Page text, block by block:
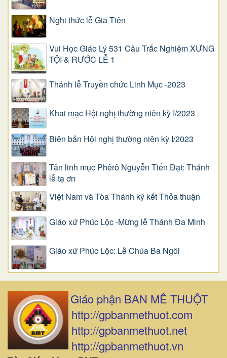
Nghi thức lễ Gia Tiên
Vui Học Giáo Lý 531 Câu Trắc Nghiệm XƯNG
TỘI & RƯỚC LỄ 1
Thánh lễ Truyền chức Linh Mục -2023
Khai mạc Hội nghị thường niên kỳ I/2023
Biên bản Hội nghị thường niên kỳ I/2023
Tân linh mục Phêrô Nguyễn Tiến Đạt: Thánh
lễ tạ ơn
Việt Nam và Tòa Thánh ký kết Thỏa thuận
Giáo xứ Phúc Lộc -Mừng lễ Thánh Đa Minh
Giáo xứ Phúc Lộc: Lễ Chúa Ba Ngôi
Giáo phận BAN MÊ THUỘT
http://gpbanmethuot.com
http://gpbanmethuot.net
http://gpbanmethuot.vn